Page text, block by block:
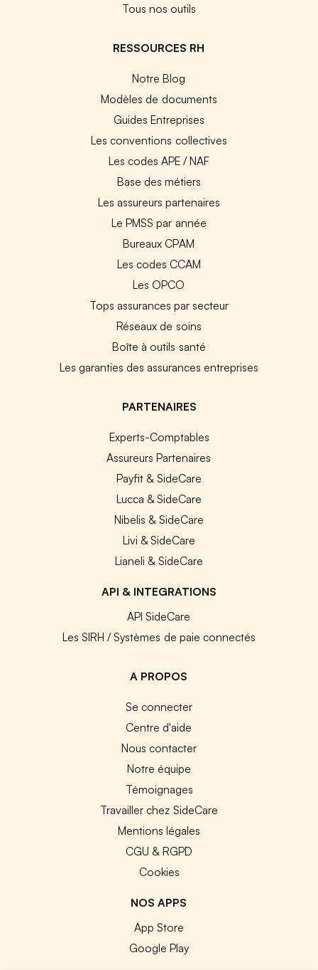
Tous nos outils
RESSOURCES RH
Notre Blog
Modèles de documents
Guides Entreprises
Les conventions collectives
Les codes APE / NAF
Base des métiers
Les assureurs partenaires
Le PMSS par année
Bureaux CPAM
Les codes CCAM
Les OPCO
Tops assurances par secteur
Réseaux de soins
Boîte à outils santé
Les garanties des assurances entreprises
PARTENAIRES
Experts-Comptables
Assureurs Partenaires
Payfit & SideCare
Lucca & SideCare
Nibelis & SideCare
Livi & SideCare
Lianeli & SideCare
API & INTEGRATIONS
API SideCare
Les SIRH / Systèmes de paie connectés
A PROPOS
Se connecter
Centre d'aide
Nous contacter
Notre équipe
Témoignages
Travailler chez SideCare
Mentions légales
CGU & RGPD
Cookies
NOS APPS
App Store
Google Play